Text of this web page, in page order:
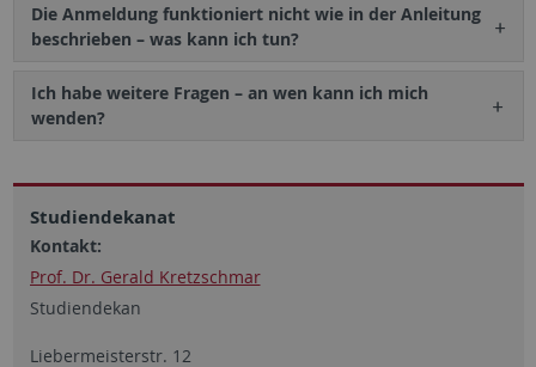
Die Anmeldung funktioniert nicht wie in der Anleitung
beschrieben – was kann ich tun?
Ich habe weitere Fragen – an wen kann ich mich
wenden?
Studiendekanat
Kontakt:
Prof. Dr. Gerald Kretzschmar
Studiendekan
Liebermeisterstr. 12